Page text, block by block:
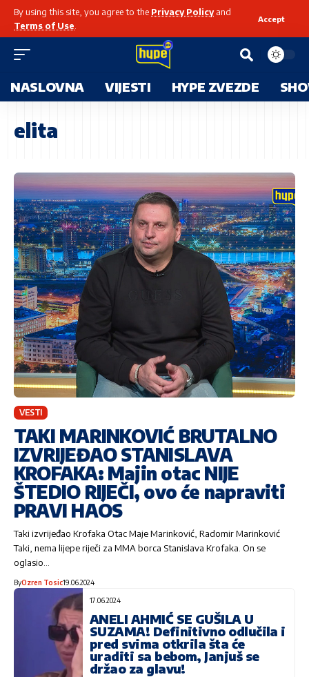
By using this site, you agree to the Privacy Policyand
Terms of Use
Accept
NASLOVNA VIJESTI HYPE ZVEZDE
elita
VESTI
TAKI MARINKOVIĆ BRUTALNO
IZVRIJEĐAO STANISLAVA
KROFAKA: Majin otac NIJE
ŠTEDIO RIJEČI, ovo će napraviti
PRAVI HAOS
Taki izvrijeđao Krofaka Otac Maje Marinković, Radomir Marinković
Taki, nema lijepe riječi za MMA borca Stanislava Krofaka. On se
oglasio…
ByOzren Tosic19.06.2024
17.06.2024
ANELI AHMIĆ SE GUŠILA U
SUZAMA! Definitivno odlučila i
pred svima otkrila šta će
uraditi sa bebom, Janjuš se
držao za glavu!